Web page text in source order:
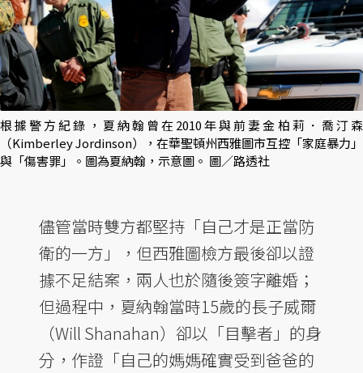
根據警方紀錄，夏納翰曾在2010年與前妻金柏莉．喬汀森
（Kimberley Jordinson），在華聖頓州西雅圖市互控「家庭暴力」
與「傷害罪」。圖為夏納翰，示意圖。 圖／路透社
儘管當時雙方都堅持「自己才是正當防
衛的一方」，但西雅圖檢方最後卻以證
據不足結案，兩人也於隨後簽字離婚；
但過程中，夏納翰當時15歲的長子威爾
（Will Shanahan）卻以「目擊者」的身
分，作證「自己的媽媽確實受到爸爸的